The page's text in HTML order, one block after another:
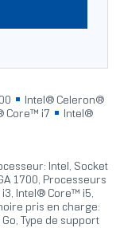
Intel® Celeron®
Core™ i7
Intel®
Intel, Socket
1700, Processeurs
Intel® Core™ i5,
pris en charge:
Type de support